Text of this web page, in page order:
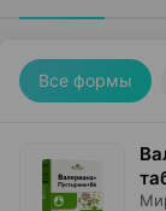
Все формы